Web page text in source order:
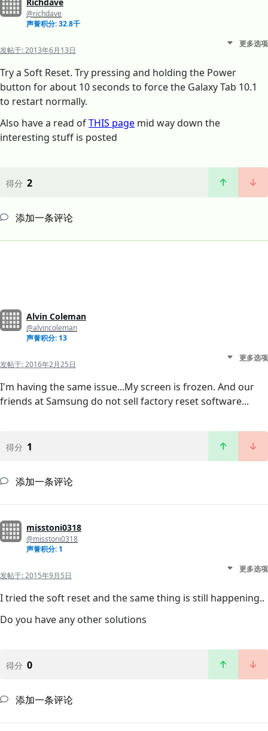
Richdave
@richdave
声誉积分: 32.8千
发帖于:2013年6月13日
更多选项
Try a Soft Reset. Try pressing and holding the Power
button for about 10 seconds to force the Galaxy Tab 10.1
to restart normally.
Also have a read ofTHIS page mid way down the
interesting stuff is posted
得分 2
添加一条评论
Alvin Coleman
@alvincoleman
声誉积分: 13
发帖于:2016年2月25日
更多选项
I'm having the same issue...My screen is frozen. And our
friends at Samsung do not sell factory reset software...
得分 1
添加一条评论
misstoni0318
@misstoni0318
声誉积分: 1
发帖于:2015年9月5日
更多选项
I tried the soft reset and the same thing is still happening..
Do you have any other solutions
得分 0
添加一条评论